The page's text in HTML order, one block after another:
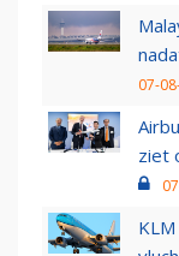
07-
ziet